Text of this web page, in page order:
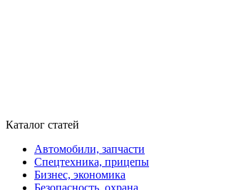
Каталог статей
Автомобили, запчасти
Спецтехника, прицепы
Бизнес, экономика
Безопасность, охрана